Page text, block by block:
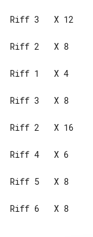
Riff 3   X 12
Riff 2   X 8
Riff 1   X 4
Riff 3   X 8
Riff 2   X 16
Riff 4   X 6
Riff 5   X 8
Riff 6   X 8